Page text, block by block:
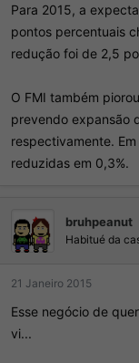
Para 2015, a
pontos percentuais
redução foi de 2,5
O FMI também
prevendo expansão
respectivamente.
reduzidas em 0,3%.
bruhpeanut
Habitué da
21 Janeiro 2015
Esse negócio de
vi...